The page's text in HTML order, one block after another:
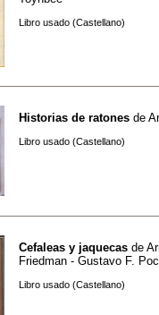
Libro usado (Castellano)
Historias de ratones de
Libro usado (Castellano)
Cefaleas y jaquecas de
Friedman - Gustavo F.
Libro usado (Castellano)